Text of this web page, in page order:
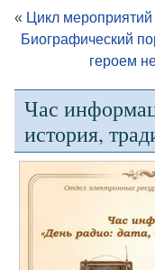
« Цикл
Биографический
героем
Час
история,